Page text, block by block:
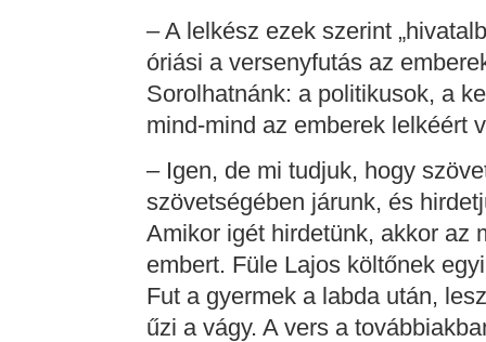
– A lelkész ezek szerint
óriási a versenyfutás az
Sorolhatnánk: a politikusok, a
mind-mind az emberek lelkéért
– Igen, de mi tudjuk, hogy
szövetségében járunk, és
Amikor igét hirdetünk, akkor az
embert. Füle Lajos költőnek
Fut a gyermek a labda után,
űzi a vágy. A vers a